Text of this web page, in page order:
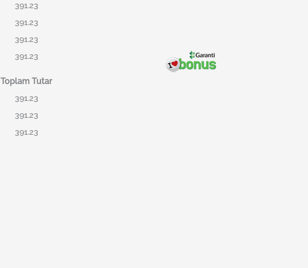
391.23
391.23
391.23
391.23
Toplam Tutar
391.23
391.23
391.23